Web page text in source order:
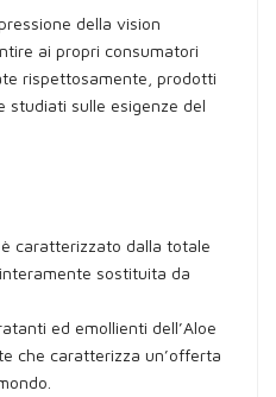
della vision
ai propri consumatori
rispettosamente, prodotti
studiati sulle esigenze del
caratterizzato dalla totale
sostituita da
ed emollienti dell’Aloe
che caratterizza un’offerta